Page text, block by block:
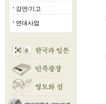
■ 강연/기고
■ 연대사업